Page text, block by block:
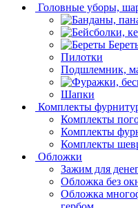
Головные уборы,
Пилотки
Подшлемник,
Шапки
Комплекты
Комплекты
Комплекты
Комплекты
Обложки
Зажим для
Обложка без
Обложка